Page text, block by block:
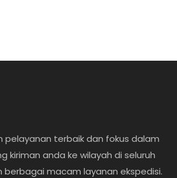
pelayanan terbaik dan fokus dalam
kiriman anda ke wilayah di seluruh
berbagai macam layanan ekspedisi.